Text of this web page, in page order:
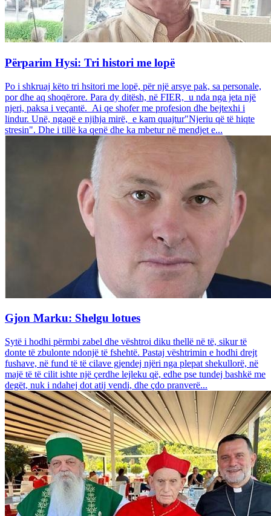
Përparim Hysi: Tri histori me lopë
Po i shkruaj këto tri hsitori me lopë, për një arsye pak, sa personale,
por dhe aq shoqërore. Para dy ditësh, në FIER, u nda nga jeta një
njeri, paksa i veçantë. Ai qe shofer me profesion dhe bejtexhi i
lindur. Unë, ngaqë e njihja mirë, e kam quajtur"Njeriu që të hiqte
stresin". Dhe i tillë ka qenë dhe ka mbetur në mendjet e...
Gjon Marku: Shelgu lotues
Sytë i hodhi përmbi zabel dhe vështroi diku thellë në të, sikur të
donte të zbulonte ndonjë të fshehtë. Pastaj vështrimin e hodhi drejt
fushave, në fund të të cilave gjendej njëri nga plepat shekullorë, në
majë të të cilit ishte një çerdhe lejleku që, edhe pse tundej bashkë me
degët, nuk i ndahej dot atij vendi, dhe çdo pranverë...